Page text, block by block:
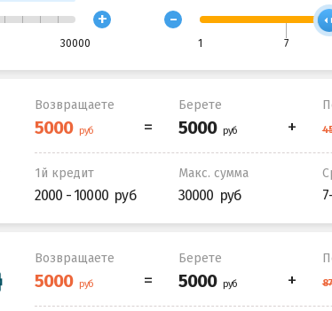
30000
+ -
1 7
Возвращаете Берете
1й кредит
2000 - 10000
Макс. сумма
30000
Возвращаете Берете